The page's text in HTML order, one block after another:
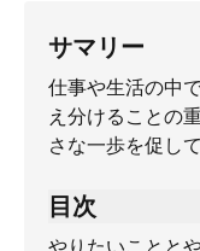
サマリー
仕事や生活の中
え分けることの
さな一歩を促し
目次